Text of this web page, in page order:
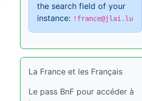
the search field of your
instance: !france@jlai.lu
La France et les Français
Le pass BnF pour accéder à